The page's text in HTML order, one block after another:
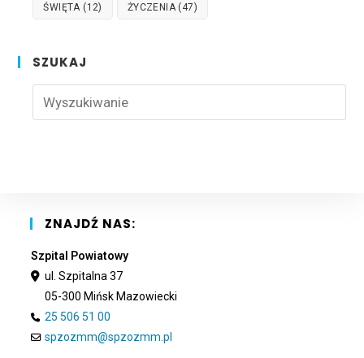
ŚWIĘTA(12) ŻYCZENIA(47)
SZUKAJ
ZNAJDŹ NAS:
Szpital Powiatowy
ul. Szpitalna 37
05-300 Mińsk Mazowiecki
25 506 51 00
spzozmm@spzozmm.pl